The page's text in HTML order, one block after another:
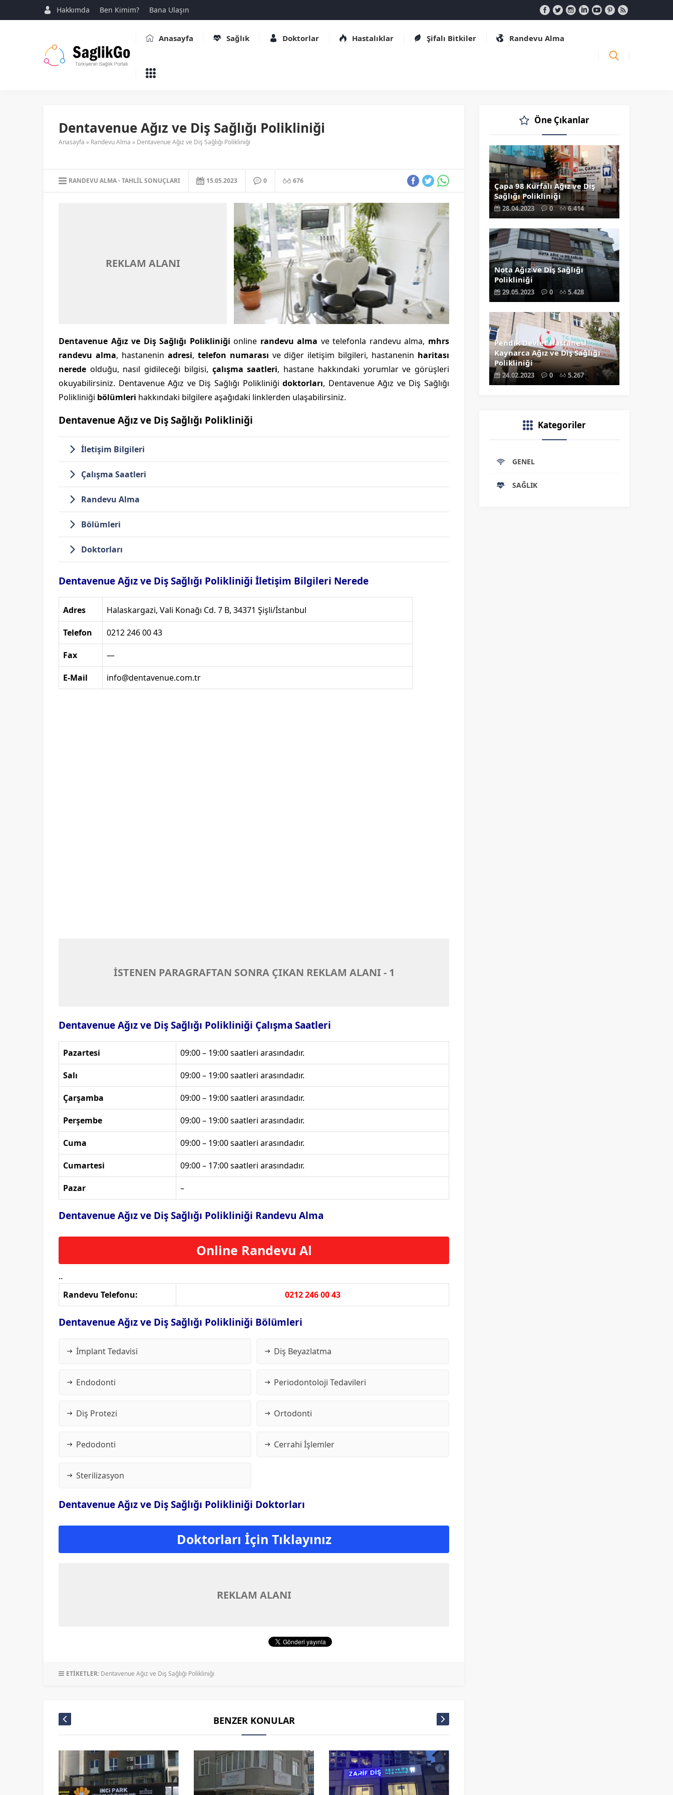
Hakkımda Ben Kimim? Bana Ulaşın
Anasayfa Sağlık Doktorlar Hastalıklar Şifalı Bitkiler Randevu Alma
Dentavenue Ağız ve Diş Sağlığı Polikliniği
Anasayfa » Randevu Alma » Dentavenue Ağız ve Diş Sağlığı Polikliniği
RANDEVU ALMA TAHLIL SONUÇLARI 15.05.2023 0 676
REKLAM ALANI
Dentavenue Ağız ve Diş Sağlığı Polikliniğionline randevu alma ve telefonla randevu alma, mhrs
randevu alma, hastanenin adresi, telefon numarası ve diğer iletişim bilgileri, hastanenin haritası
nerede olduğu, nasıl gidileceği bilgisi, çalışma saatleri, hastane hakkındaki yorumlar ve görüşleri
okuyabilirsiniz. Dentavenue Ağız ve Diş Sağlığı Polikliniğidoktorları, Dentavenue Ağız ve Diş Sağlığı
Polikliniği bölümleri hakkındaki bilgilere aşağıdaki linklerden ulaşabilirsiniz.
Dentavenue Ağız ve Diş Sağlığı Polikliniği
İletişim Bilgileri
Çalışma Saatleri
Randevu Alma
Bölümleri
Doktorları
Dentavenue Ağız ve Diş Sağlığı Polikliniği İletişim Bilgileri Nerede
Adres Halaskargazi, Vali Konağı Cd. 7 B, 34371 Şişli/İstanbul
Telefon 0212 246 00 43
Fax —
E-Mail info@dentavenue.com.tr
İSTENEN PARAGRAFTAN SONRA ÇIKAN REKLAM ALANI - 1
Dentavenue Ağız ve Diş Sağlığı Polikliniği Çalışma Saatleri
Pazartesi 09:00 – 19:00 saatleri arasındadır.
Salı 09:00 – 19:00 saatleri arasındadır.
Çarşamba 09:00 – 19:00 saatleri arasındadır.
Perşembe 09:00 – 19:00 saatleri arasındadır.
Cuma 09:00 – 19:00 saatleri arasındadır.
Cumartesi 09:00 – 17:00 saatleri arasındadır.
Pazar –
Dentavenue Ağız ve Diş Sağlığı Polikliniği Randevu Alma
Online Randevu Al
..
Randevu Telefonu:
0212 246 00 43
Dentavenue Ağız ve Diş Sağlığı Polikliniği Bölümleri
İmplant Tedavisi Diş Beyazlatma
Endodonti Periodontoloji Tedavileri
Diş Protezi Ortodonti
Pedodonti Cerrahi İşlemler
Sterilizasyon
Dentavenue Ağız ve Diş Sağlığı Polikliniği Doktorları
Doktorları İçin Tıklayınız
REKLAM ALANI
ETİKETLER: Dentavenue Ağız ve Diş Sağlığı Polikliniği
BENZER KONULAR
Öne Çıkanlar
Çapa 98 Kurfalı Ağız ve Diş
Sağlığı Polikliniği
28.04.2023 0 6.414
Nota Ağız ve Diş Sağlığı
Polikliniği
29.05.2023 0 5.428
Pendik Devlet Hastanesi
Kaynarca Ağız ve Diş Sağlığı
Polikliniği
24.02.2023 0 5.267
Kategoriler
GENEL
SAĞLIK